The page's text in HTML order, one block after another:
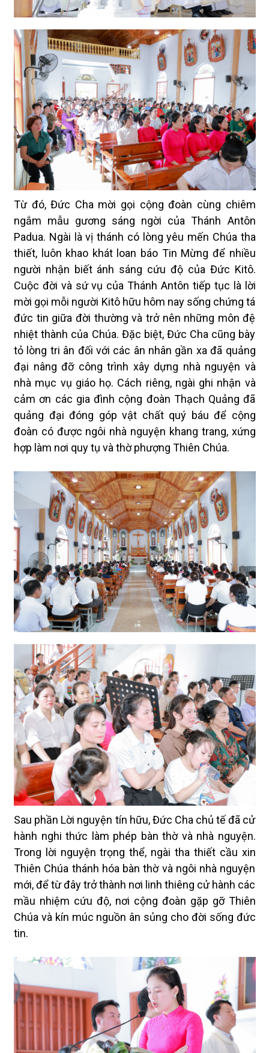
Từ đó, Đức Cha mời gọi cộng đoàn cùng chiêm
ngắm mẫu gương sáng ngời của Thánh Antôn
Padua. Ngài là vị thánh có lòng yêu mến Chúa tha
thiết, luôn khao khát loan báo Tin Mừng để nhiều
người nhận biết ánh sáng cứu độ của Đức Kitô.
Cuộc đời và sứ vụ của Thánh Antôn tiếp tục là lời
mời gọi mỗi người Kitô hữu hôm nay sống chứng tá
đức tin giữa đời thường và trở nên những môn đệ
nhiệt thành của Chúa. Đặc biệt, Đức Cha cũng bày
tỏ lòng tri ân đối với các ân nhân gần xa đã quảng
đại nâng đỡ công trình xây dựng nhà nguyện và
nhà mục vụ giáo họ. Cách riêng, ngài ghi nhận và
cảm ơn các gia đình cộng đoàn Thạch Quảng đã
quảng đại đóng góp vật chất quý báu để cộng
đoàn có được ngôi nhà nguyện khang trang, xứng
hợp làm nơi quy tụ và thờ phượng Thiên Chúa.
Sau phần Lời nguyện tín hữu, Đức Cha chủ tế đã cử
hành nghi thức làm phép bàn thờ và nhà nguyện.
Trong lời nguyện trọng thể, ngài tha thiết cầu xin
Thiên Chúa thánh hóa bàn thờ và ngôi nhà nguyện
mới, để từ đây trở thành nơi linh thiêng cử hành các
mầu nhiệm cứu độ, nơi cộng đoàn gặp gỡ Thiên
Chúa và kín múc nguồn ân sủng cho đời sống đức
tin.